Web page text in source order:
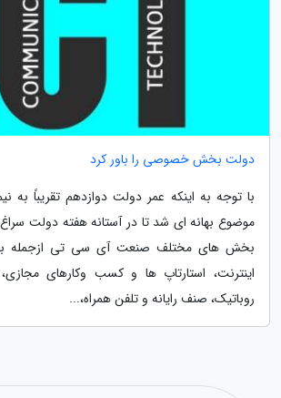
دولت بخش خصوصی را باور کرد
با توجه به اینکه عمر دولت دوازدهم تقریباً به
موضوع بهانه ای شد تا در آستانه هفته دولت سراغ
بخش های مختلف صنعت آی سی تی ازجمله
اینترنت، استارتاپ ها و کسب وکارهای
روباتیک، صنف رایانه و تلفن همراه،...